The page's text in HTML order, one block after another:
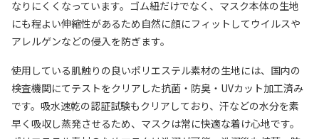
なりにくくなっています。ゴム紐だけでなく、マスク本体の生地
にも程よい伸縮性があるため自然に顔にフィットしてウイルスや
アレルゲンなどの侵入を防ぎます。
使用している肌触りの良いポリエステル素材の生地には、国内の
検査機関にてテストをクリアした抗菌・防臭・UVカット加工済み
です。吸水速乾の認証試験もクリアしており、汗などの水分を素
早く吸収し蒸発させるため、マスクは常に快適な着け心地です。